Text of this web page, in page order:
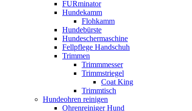
FURminator
Hundekamm
Flohkamm
Hundebürste
Hundeschermaschine
Fellpflege Handschuh
Trimmen
Trimmmesser
Trimmstriegel
Coat King
Trimmtisch
Hundeohren reinigen
Ohrenreiniger Hund